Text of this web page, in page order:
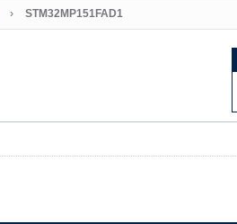
STM32MP151FAD1